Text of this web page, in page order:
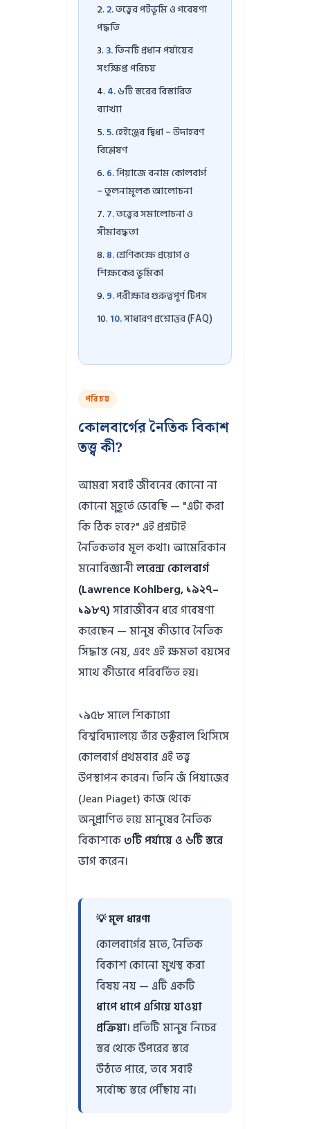
তত্ত্বের পটভূমি ও গবেষণা
পদ্ধতি
তিনটি প্রধান পর্যায়ের
সংক্ষিপ্ত পরিচয়
৬টি স্তরের বিস্তারিত
ব্যাখ্যা
হেইঞ্জের দ্বিধা – উদাহরণ
বিশ্লেষণ
পিয়াজে বনাম কোলবার্গ
– তুলনামূলক আলোচনা
তত্ত্বের সমালোচনা ও
সীমাবদ্ধতা
শ্রেণিকক্ষে প্রয়োগ ও
শিক্ষকের ভূমিকা
পরীক্ষার গুরুত্বপূর্ণ টিপস
সাধারণ প্রশ্নোত্তর (FAQ)
পরিচয়
কোলবার্গের নৈতিক বিকাশ
তত্ত্ব কী?
আমরা সবাই জীবনের কোনো না
কোনো মুহূর্তে ভেবেছি — "এটা করা
কি ঠিক হবে?" এই প্রশ্নটাই
নৈতিকতার মূল কথা। আমেরিকান
মনোবিজ্ঞানীলরেন্স কোলবার্গ
(Lawrence Kohlberg, ১৯২৭–
১৯৮৭)সারাজীবন ধরে গবেষণা
করেছেন — মানুষ কীভাবে নৈতিক
সিদ্ধান্ত নেয়, এবং এই ক্ষমতা বয়সের
সাথে কীভাবে পরিবর্তিত হয়।
১৯৫৮ সালে শিকাগো
বিশ্ববিদ্যালয়ে তাঁর ডক্টরাল থিসিসে
কোলবার্গ প্রথমবার এই তত্ত্ব
উপস্থাপন করেন। তিনি জঁ পিয়াজের
(Jean Piaget) কাজ থেকে
অনুপ্রাণিত হয়ে মানুষের নৈতিক
বিকাশকে৩টি পর্যায়ে ও ৬টি স্তরে
ভাগ করেন।
💡 মূল ধারণা
কোলবার্গের মতে, নৈতিক
বিকাশ কোনো মুখস্থ করা
বিষয় নয় — এটি একটি
ধাপে ধাপে এগিয়ে যাওয়া
প্রক্রিয়া। প্রতিটি মানুষ নিচের
স্তর থেকে উপরের স্তরে
উঠতে পারে, তবে সবাই
সর্বোচ্চ স্তরে পৌঁছায় না।